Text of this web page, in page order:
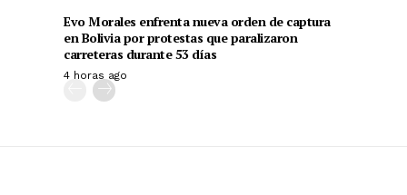
Evo Morales enfrenta nueva orden de captura
en Bolivia por protestas que paralizaron
carreteras durante 53 días
4 horas ago